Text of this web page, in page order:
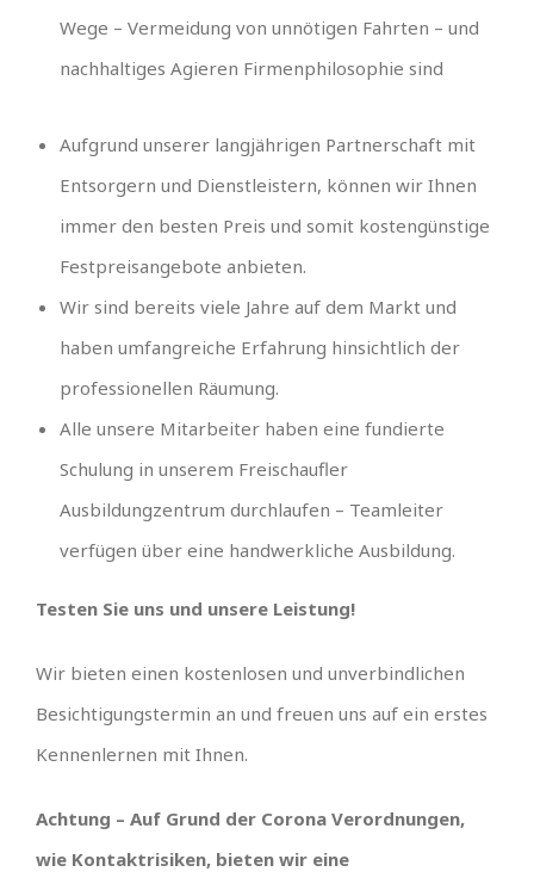
Wege – Vermeidung von unnötigen Fahrten – und
nachhaltiges Agieren Firmenphilosophie sind
Aufgrund unserer langjährigen Partnerschaft mit
Entsorgern und Dienstleistern, können wir Ihnen
immer den besten Preis und somit kostengünstige
Festpreisangebote anbieten.
Wir sind bereits viele Jahre auf dem Markt und
haben umfangreiche Erfahrung hinsichtlich der
professionellen Räumung.
Alle unsere Mitarbeiter haben eine fundierte
Schulung in unserem Freischaufler
Ausbildungzentrum durchlaufen – Teamleiter
verfügen über eine handwerkliche Ausbildung.
Testen Sie uns und unsere Leistung!
Wir bieten einen kostenlosen und unverbindlichen
Besichtigungstermin an und freuen uns auf ein erstes
Kennenlernen mit Ihnen.
Achtung – Auf Grund der Corona Verordnungen,
wie Kontaktrisiken, bieten wir eine